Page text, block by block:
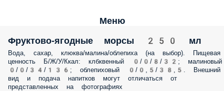
Меню
Фруктово-ягодные морсы 250 мл
Вода, сахар, клюква/малина/облепиха (на выбор). Пищевая
ценность Б/Ж/У/Ккал: клбквенный 0/0/8/32; малиновый
0/0/34/136; облепиховый 0/0,5/38,5. Внешний
вид и подача напитков могут отличаться от
представленных на фотографиях